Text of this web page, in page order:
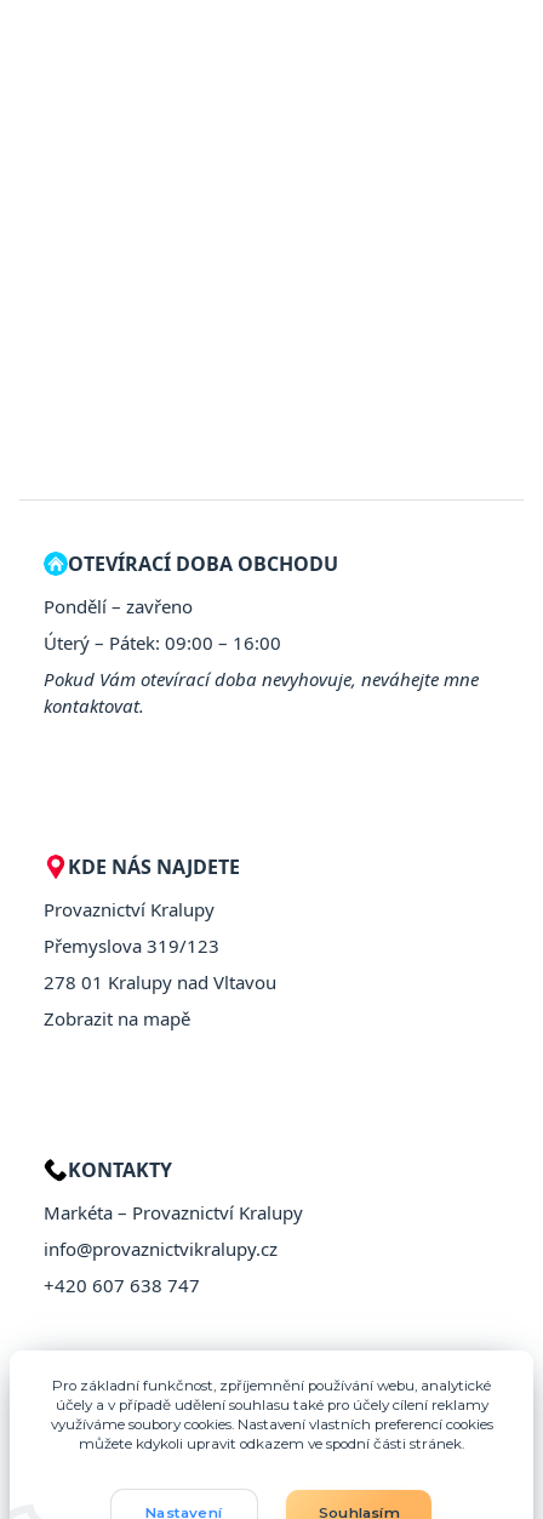
OTEVÍRACÍ DOBA OBCHODU
Pondělí – zavřeno
Úterý – Pátek: 09:00 – 16:00
Pokud Vám otevírací doba nevyhovuje, neváhejte mne
kontaktovat.
KDE NÁS NAJDETE
Provaznictví Kralupy
Přemyslova 319/123
278 01 Kralupy nad Vltavou
Zobrazit na mapě
KONTAKTY
Markéta – Provaznictví Kralupy
info@provaznictvikralupy.cz
+420 607 638 747
Pro základní funkčnost, zpříjemnění používání webu, analytické
účely a v případě udělení souhlasu také pro účely cílení reklamy
využíváme soubory cookies. Nastavení vlastních preferencí cookies
můžete kdykoli upravit odkazem ve spodní části stránek.
Nastavení Souhlasím